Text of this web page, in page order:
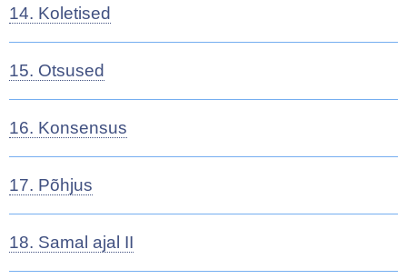
14. Koletised
15. Otsused
16. Konsensus
17. Põhjus
18. Samal ajal II